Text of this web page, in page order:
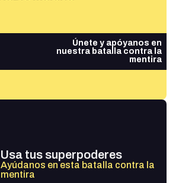
Únete y apóyanos en
nuestra batalla contra la
mentira
Usa tus superpoderes
Ayúdanos en esta batalla contra la
mentira